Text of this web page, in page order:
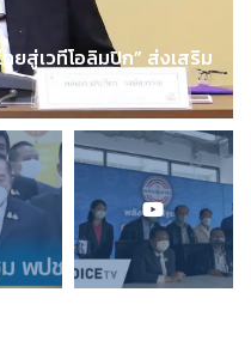
ยสู่เวทีโอลิมปิก” ส่งเสริม